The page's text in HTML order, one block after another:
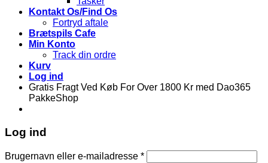
Kontakt Os/Find Os
Fortryd aftale
Brætspils Cafe
Min Konto
Track din ordre
Kurv
Log ind
Gratis Fragt Ved Køb For Over 1800 Kr med Dao365
PakkeShop
Log ind
Brugernavn eller e-mailadresse *